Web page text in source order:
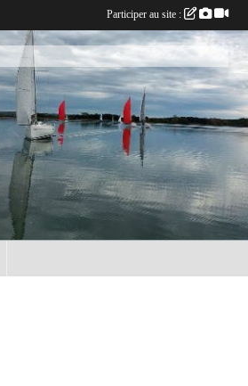
Participer au site :